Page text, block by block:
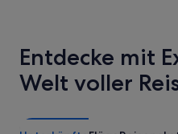
Entdecke mit
Welt voller